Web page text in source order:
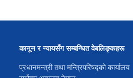
कानून र न्यायसँग सम्बन्धित वेबलिङ्कहरू
प्रधानमन्त्री तथा मन्त्रिपरिषद्को कार्यालय